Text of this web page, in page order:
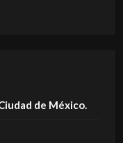
de México.